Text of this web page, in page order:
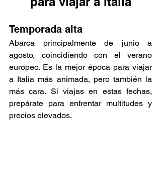
Temporada alta
Abarca principalmente de junio a
agosto, coincidiendo con el verano
europeo. Es la mejor época para viajar
a Italia más animada, pero también la
más cara. Si viajas en estas fechas,
prepárate para enfrentar multitudes y
precios elevados.